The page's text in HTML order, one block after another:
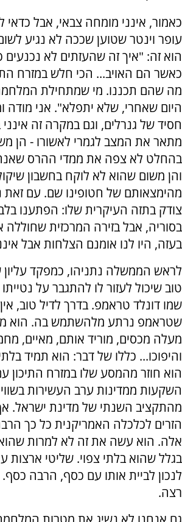
כאמור, אינני מומחה צבאי, אבל כדאי
עופר וינטר שטוען שככה לא נגיע
הוא זה: "איך זה שהעזתים לא נכנעים
כאשר הם האויב... הכי חלש במזרח
מה שהם תכננו. מי שמתחילת
היום שאחרי, שלא יתפלא". אני מודה
חסיד של גנרלים, וגם במקרה זה אינני
מתאר את המצב לגמרי לאשורו - הן
בהחלט לא צפה את ממדי ההרס
והן משום שהוא לא לוקח בחשבון
מהימצאותם של חטופינו שם. עם זאת
צודק בתזה העיקרית שלו: הפתענו
בסוריה, אבל בזירה המרכזית
בעזה, היו לנו אומנם הצלחות אבל
לראש הממשלה נתניהו, כמפקד
טוב שיכול לעזור לו להתגבר על
שמו דונלד טראמפ. בדרך לדיל טוב,
שטראמפ נרתע מלהשתמש בה. הוא
מעלה מכסים, מוריד אותם, מאיים,
והיפוכו... כללו של דבר: הוא תמיד
הוא חוזר מהמסע שלו במזרח התיכון
השקעות ממדינות ערב העשירות
מהתקציב השנתי של מדינת ישראל.
הזרים לכלכלה האמריקנית כל כך
אלה. הוא עשה את זה לא למרות
בגלל שהוא בלתי צפוי. שליטי ארצות
לנכון לביית אותו עם כסף, הרבה
רצה.